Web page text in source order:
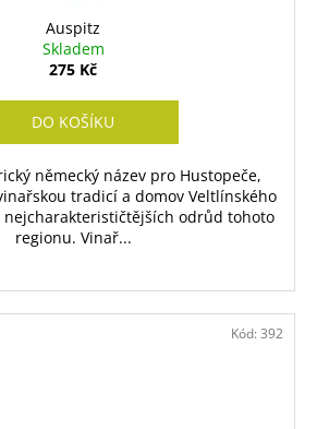
Auspitz
Skladem
275 Kč
DO KOŠÍKU
německý název pro Hustopeče,
tradicí a domov Veltlínského
nejcharakterističtějších odrůd tohoto
regionu. Vinař...
Kód: 392